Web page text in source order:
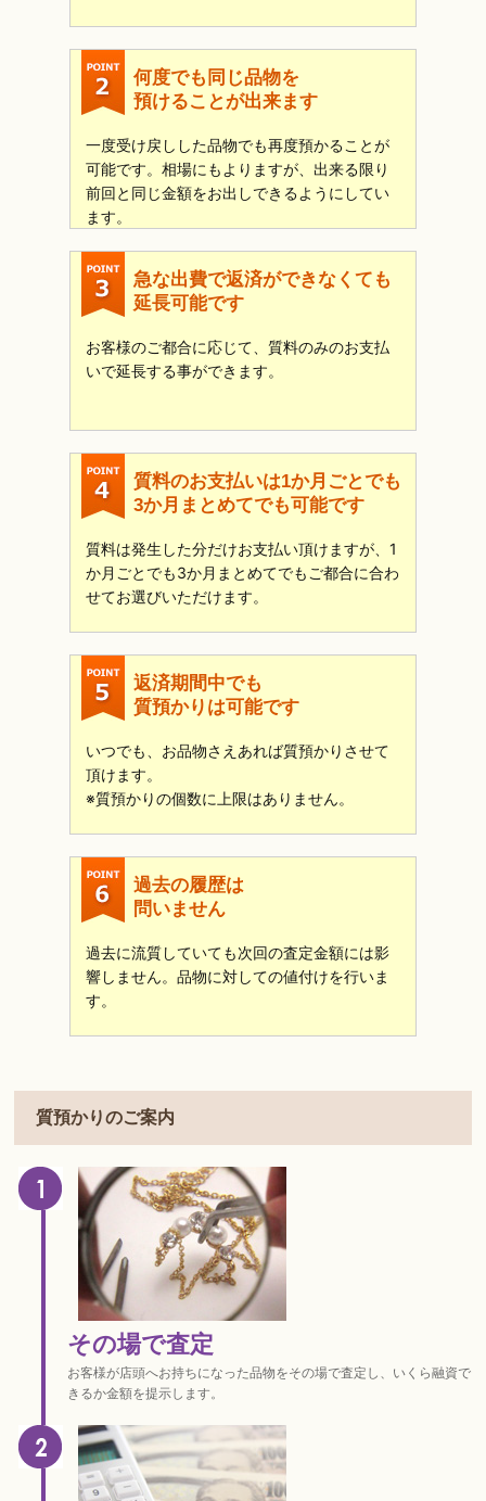
何度でも同じ品物を
預けることが出来ます
一度受け戻しした品物でも再度預かることが
可能です。相場にもよりますが、出来る限り
前回と同じ金額をお出しできるようにしてい
ます。
急な出費で返済ができなくても
延長可能です
お客様のご都合に応じて、質料のみのお支払
いで延長する事ができます。
質料のお支払いは1か月ごとでも
3か月まとめてでも可能です
質料は発生した分だけお支払い頂けますが、1
か月ごとでも3か月まとめてでもご都合に合わ
せてお選びいただけます。
返済期間中でも
質預かりは可能です
いつでも、お品物さえあれば質預かりさせて
頂けます。
※質預かりの個数に上限はありません。
過去の履歴は
問いません
過去に流質していても次回の査定金額には影
響しません。品物に対しての値付けを行いま
す。
質預かりのご案内
その場で査定
お客様が店頭へお持ちになった品物をその場で査定し、いくら融資で
きるか金額を提示します。